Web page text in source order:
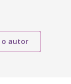
o autor